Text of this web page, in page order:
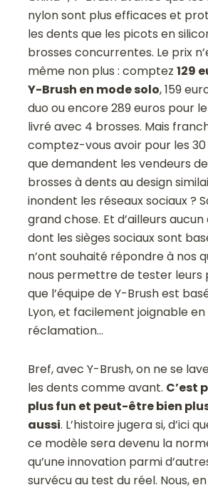
nylon sont plus efficaces et
les dents que les picots en
brosses concurrentes. Le prix
même non plus : comptez129
Y-Brush en mode solo, 159
duo ou encore 289 euros pour
livré avec 4 brosses. Mais
comptez-vous avoir pour les 30
que demandent les vendeurs
brosses à dents au design
inondent les réseaux sociaux ?
grand chose. Et d’ailleurs
dont les sièges sociaux sont
n’ont souhaité répondre à nos
nous permettre de tester leurs
que l’équipe de Y-Brush est
Lyon, et facilement joignable
réclamation…
Bref, avec Y-Brush, on ne se
les dents comme avant. C’est
plus fun et peut-être bien
aussi. L’histoire jugera si, d’ici
ce modèle sera devenu la
qu’une innovation parmi
survécu au test du réel. Nous,